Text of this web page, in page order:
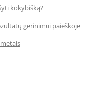
kokybišką?
gerinimui paieškoje